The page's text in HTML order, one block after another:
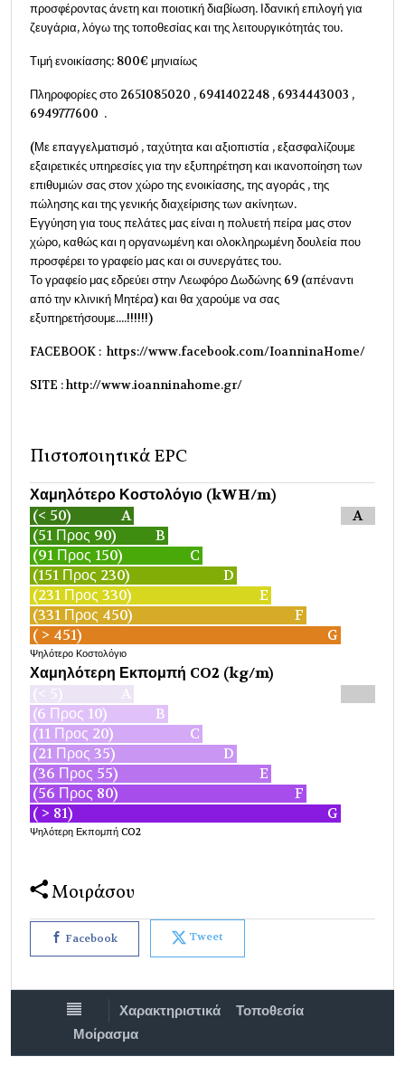
προσφέροντας άνετη και ποιοτική διαβίωση. Ιδανική επιλογή για
ζευγάρια, λόγω της τοποθεσίας και της λειτουργικότητάς του.
Τιμή ενοικίασης: 800€ μηνιαίως
Πληροφορίες στο 2651085020 , 6941402248 , 6934443003 ,
6949777600 .
(Με επαγγελματισμό , ταχύτητα και αξιοπιστία , εξασφαλίζουμε
εξαιρετικές υπηρεσίες για την εξυπηρέτηση και ικανοποίηση των
επιθυμιών σας στον χώρο της ενοικίασης, της αγοράς , της
πώλησης και της γενικής διαχείρισης των ακίνητων.
Εγγύηση για τους πελάτες μας είναι η πολυετή πείρα μας στον
χώρο, καθώς και η οργανωμένη και ολοκληρωμένη δουλεία που
προσφέρει το γραφείο μας και οι συνεργάτες του.
Το γραφείο μας εδρεύει στην Λεωφόρο Δωδώνης 69 (απέναντι
από την κλινική Μητέρα) και θα χαρούμε να σας
εξυπηρετήσουμε....!!!!!!)
FACEBOOK : https://www.facebook.com/IoanninaHome/
SITE : http://www.ioanninahome.gr/
Πιστοποιητικά EPC
Χαμηλότερο Κοστολόγιο (kWH/m)
(< 50)
A
(51 Προς 90)
B
(91 Προς 150)
C
(151 Προς 230)
D
(231 Προς 330)
E
(331 Προς 450)
F
( > 451)
G
A
Ψηλότερο Κοστολόγιο
Χαμηλότερη Εκπομπή CO2 (kg/m)
(< 5)
A
(6 Προς 10)
B
(11 Προς 20)
C
(21 Προς 35)
D
(36 Προς 55)
E
(56 Προς 80)
F
( > 81)
G
Ψηλότερη Εκπομπή CO2
Μοιράσου
Facebook Tweet
Χαρακτηριστικά
Τοποθεσία
Μοίρασμα